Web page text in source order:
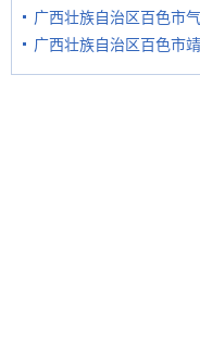
广西壮族自治区百色市
广西壮族自治区百色市